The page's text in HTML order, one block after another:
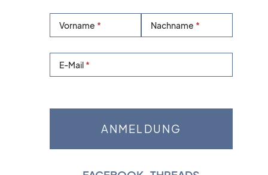
Vorname Nachname
E-Mail